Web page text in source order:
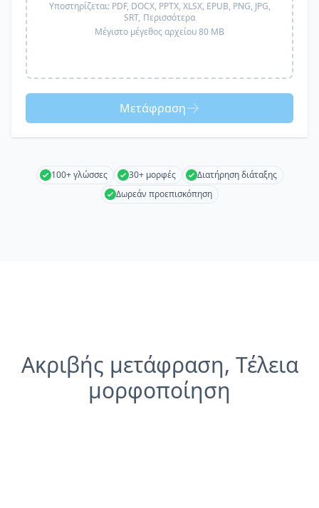
Υποστηρίζεται: PDF, DOCX, PPTX, XLSX, EPUB, PNG, JPG,
SRT, Περισσότερα
Μέγιστο μέγεθος αρχείου 80 MB
Μετάφραση
100+ γλώσσες 30+ μορφές
Διατήρηση διάταξης
Δωρεάν προεπισκόπηση
Ακριβής μετάφραση, Τέλεια
μορφοποίηση